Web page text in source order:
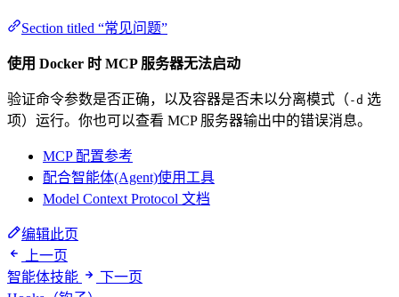
Section titled “常见问题”
使用 Docker 时 MCP 服务器无法启动
验证命令参数是否正确，以及容器是否未以分离模式（ -d 选
项）运行。你也可以查看 MCP 服务器输出中的错误消息。
MCP 配置参考
配合智能体(Agent)使用工具
Model Context Protocol 文档
编辑此页
上一页
智能体技能
下一页